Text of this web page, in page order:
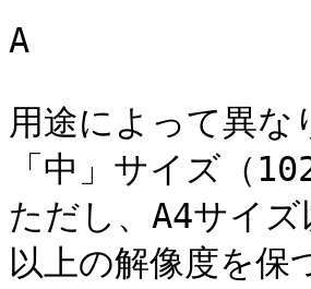
A
用途によって異な
「中」サイズ（
ただし、A4サイ
以上の解像度を保